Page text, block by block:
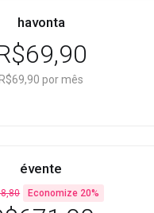
havonta
R$69,90 por mês
évente
Economize 20%